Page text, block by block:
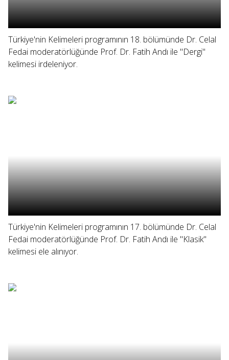
Türkiye'nin Kelimeleri programının 18. bölümünde Dr. Celal
Fedai moderatörlüğünde Prof. Dr. Fatih Andı ile "Dergi"
kelimesi irdeleniyor.
Türkiye'nin Kelimeleri programının 17. bölümünde Dr. Celal
Fedai moderatörlüğünde Prof. Dr. Fatih Andı ile "Klasik"
kelimesi ele alınıyor.